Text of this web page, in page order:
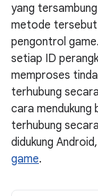
yang
metode tersebut
pengontrol
setiap ID
memproses
terhubung
cara mendukung
terhubung
didukung
game.